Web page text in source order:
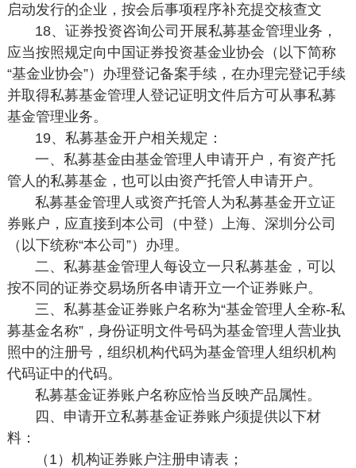
启动发行的企业，按会后事项程序补充提交核查文
18、证券投资咨询公司开展私募基金管理业务，
应当按照规定向中国证券投资基金业协会（以下简称
“基金业协会”）办理登记备案手续，在办理完登记手续
并取得私募基金管理人登记证明文件后方可从事私募
基金管理业务。
19、私募基金开户相关规定：
一、私募基金由基金管理人申请开户，有资产托
管人的私募基金，也可以由资产托管人申请开户。
私募基金管理人或资产托管人为私募基金开立证
券账户，应直接到本公司（中登）上海、深圳分公司
（以下统称“本公司”）办理。
二、私募基金管理人每设立一只私募基金，可以
按不同的证券交易场所各申请开立一个证券账户。
三、私募基金证券账户名称为“基金管理人全称-私
募基金名称”，身份证明文件号码为基金管理人营业执
照中的注册号，组织机构代码为基金管理人组织机构
代码证中的代码。
私募基金证券账户名称应恰当反映产品属性。
四、申请开立私募基金证券账户须提供以下材
料：
（1）机构证券账户注册申请表；